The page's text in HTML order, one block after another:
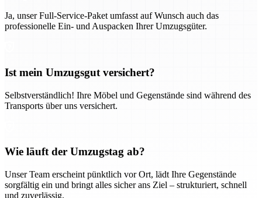
Ja, unser Full-Service-Paket umfasst auf Wunsch auch das
professionelle Ein- und Auspacken Ihrer Umzugsgüter.
Ist mein Umzugsgut versichert?
Selbstverständlich! Ihre Möbel und Gegenstände sind während des
Transports über uns versichert.
Wie läuft der Umzugstag ab?
Unser Team erscheint pünktlich vor Ort, lädt Ihre Gegenstände
sorgfältig ein und bringt alles sicher ans Ziel – strukturiert, schnell
und zuverlässig.